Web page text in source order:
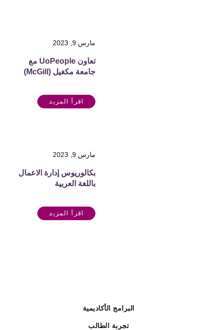
مارس 9, 2023
تعاون UoPeople مع
جامعة مكغيل (McGill)
اقرأ المزيد
مارس 9, 2023
بكالوريوس إدارة الاعمال
باللغة العربية
اقرأ المزيد
البرامج الأكاديمية
تجربة الطالب